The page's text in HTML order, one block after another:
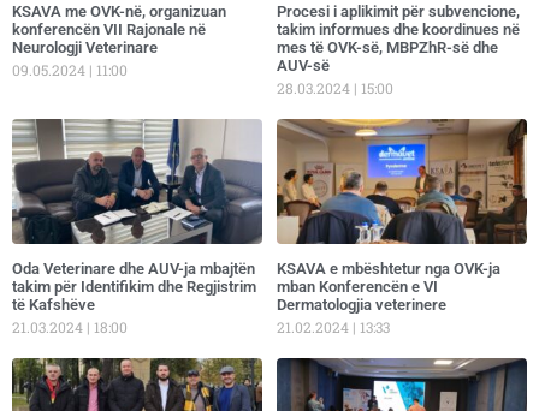
KSAVA me OVK-në, organizuan
konferencën VII Rajonale në
Neurologji Veterinare
09.05.2024 11:00
Procesi i aplikimit për subvencione,
takim informues dhe koordinues në
mes të OVK-së, MBPZhR-së dhe
AUV-së
28.03.2024 15:00
Oda Veterinare dhe AUV-ja mbajtën
takim për Identifikim dhe Regjistrim
të Kafshëve
21.03.2024 18:00
KSAVA e mbështetur nga OVK-ja
mban Konferencën e VI
Dermatologjia veterinere
21.02.2024 13:33